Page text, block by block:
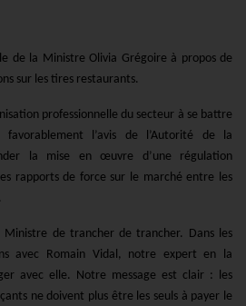
de la Ministre Olivia Grégoire à propos de
sur les tires restaurants.
professionnelle du secteur à se battre
l’avis de l’Autorité de la
la mise en œuvre d’une régulation
rapports de force sur le marché entre les
de trancher de trancher. Dans les
avec Romain Vidal, notre expert en la
avec elle. Notre message est clair : les
ne doivent plus être les seuls à payer le